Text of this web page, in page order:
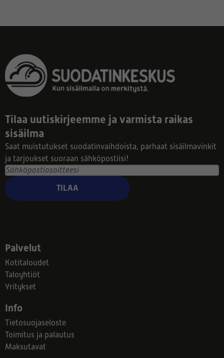
Tilaa uutiskirjeemme ja varmista raikas
sisäilma
Saat muistutukset suodatinvaihdoista, parhaat sisäilmavinkit
ja tarjoukset suoraan sähköpostiisi!
TILAA
Palvelut
Kotitaloudet
Taloyhtiöt
Yritykset
Info
Tietosuojaseloste
Toimitus ja palautus
Maksutavat